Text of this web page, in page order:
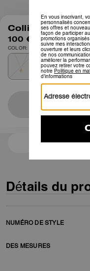
Collier
100 €
COLOR: Or/Perle
3 paiements de
Détails du
NUMÉRO DE STYLE
DES MESURES